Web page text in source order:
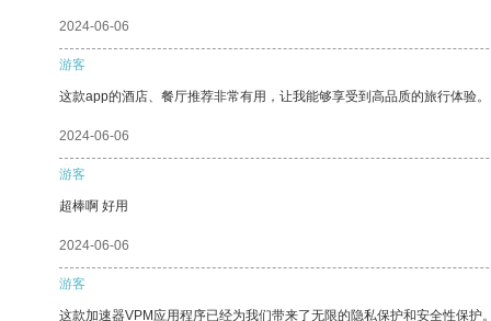
2024-06-06
游客
这款app的酒店、餐厅推荐非常有用，让我能够享受到高品质的旅行体验。
2024-06-06
游客
超棒啊 好用
2024-06-06
游客
这款加速器VPM应用程序已经为我们带来了无限的隐私保护和安全性保护。